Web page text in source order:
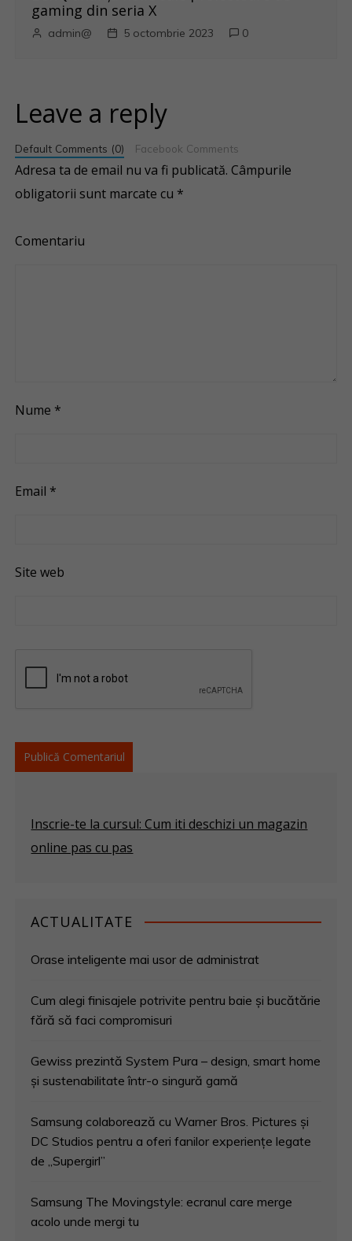
gaming din seria X
admin@ 5 octombrie 2023 0
Leave a reply
Default Comments (0) Facebook Comments
Adresa ta de email nu va fi publicată. Câmpurile
obligatorii sunt marcate cu *
Comentariu
Nume *
Email *
Site web
Inscrie-te la cursul: Cum iti deschizi un magazin
online pas cu pas
ACTUALITATE
Orase inteligente mai usor de administrat
Cum alegi finisajele potrivite pentru baie și bucătărie
fără să faci compromisuri
Gewiss prezintă System Pura – design, smart home
și sustenabilitate într-o singură gamă
Samsung colaborează cu Warner Bros. Pictures și
DC Studios pentru a oferi fanilor experiențe legate
de „Supergirl”
Samsung The Movingstyle: ecranul care merge
acolo unde mergi tu